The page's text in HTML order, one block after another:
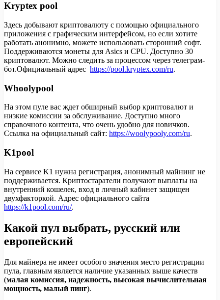
Kryptex pool
Здесь добывают криптовалюту с помощью официального
приложения с графическим интерфейсом, но если хотите
работать анонимно, можете использовать сторонний софт.
Поддерживаются монеты для Asics и CPU. Доступно 30
криптовалют. Можно следить за процессом через телеграм-
бот.Официальный адрес https://pool.kryptex.com/ru.
Whoolypool
На этом пуле вас ждет обширный выбор криптовалют и
низкие комиссии за обслуживание. Доступно много
справочного контента, что очень удобно для новичков.
Ссылка на официальный сайт: https://woolypooly.com/ru.
K1pool
На сервисе K1 нужна регистрация, анонимный майнинг не
поддерживается. Криптостаратели получают выплаты на
внутренний кошелек, вход в личный кабинет защищен
двухфакторкой. Адрес официального сайта
https://k1pool.com/ru/.
Какой пул выбрать, русский или
европейский
Для майнера не имеет особого значения место регистрации
пула, главным является наличие указанных выше качеств
(малая комиссия, надежность, высокая вычислительная
мощность, малый пинг).